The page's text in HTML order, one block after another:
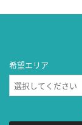
希望エリア